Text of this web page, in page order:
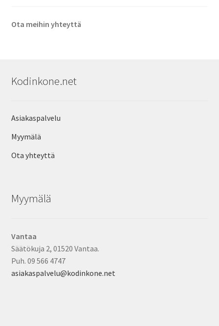
Ota meihin yhteyttä
Kodinkone.net
Asiakaspalvelu
Myymälä
Ota yhteyttä
Myymälä
Vantaa
Säätökuja 2, 01520 Vantaa.
Puh. 09 566 4747
asiakaspalvelu@kodinkone.net